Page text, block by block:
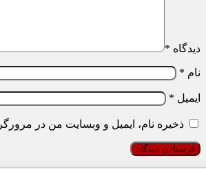
دیدگاه *
نام *
ایمیل *
ذخیره نام، ایمیل و وبسایت من در